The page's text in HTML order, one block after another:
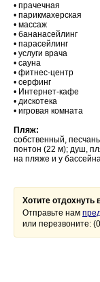
• прачечная
• парикмахерская
• массаж
• бананасейлинг
• парасейлинг
• услуги врача
• сауна
• фитнес-центр
• серфинг
• Интернет-кафе
• дискотека
• игровая комната
Пляж:
собственный,
понтон (22 м); душ,
на пляже и у
Хотите отдохнуть
Отправьте нам
или перезвоните: